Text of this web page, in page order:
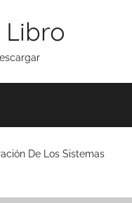
De Los Sistemas